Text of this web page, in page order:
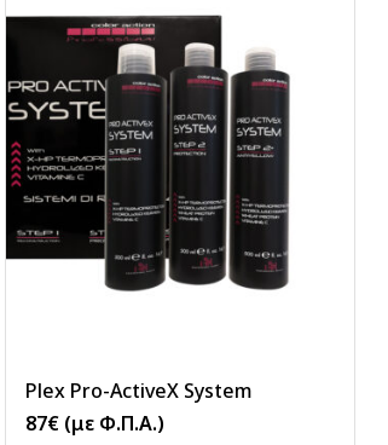
Plex Pro-ΑctiveX System
87€ (με Φ.Π.Α.)